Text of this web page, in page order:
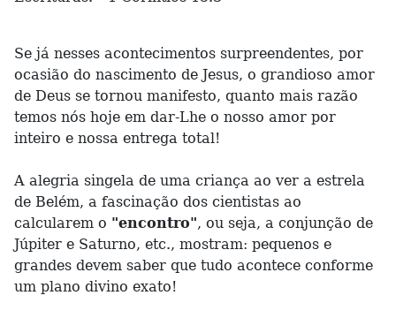
Se já nesses acontecimentos surpreendentes, por
ocasião do nascimento de Jesus, o grandioso amor
de Deus se tornou manifesto, quanto mais razão
temos nós hoje em dar-Lhe o nosso amor por
inteiro e nossa entrega total!
A alegria singela de uma criança ao ver a estrela
de Belém, a fascinação dos cientistas ao
calcularem o "encontro", ou seja, a conjunção de
Júpiter e Saturno, etc., mostram: pequenos e
grandes devem saber que tudo acontece conforme
um plano divino exato!